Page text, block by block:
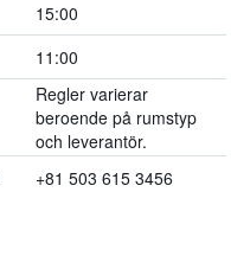
15:00
11:00
Regler varierar
beroende på rumstyp
och leverantör.
+81 503 615 3456